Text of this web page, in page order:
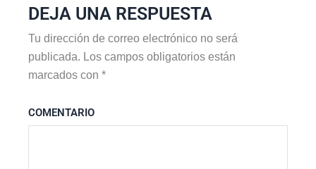
DEJA UNA RESPUESTA
Tu dirección de correo electrónico no será
publicada. Los campos obligatorios están
marcados con*
COMENTARIO